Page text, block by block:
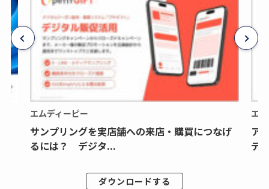
エムディーピー
サンプリングを実店舗への来店・購買につなげ
るには？ デジタ...
ダウンロードする
エ
ア
デ